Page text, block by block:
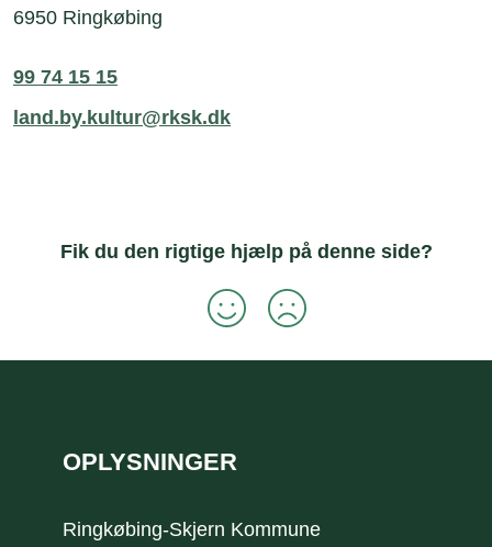
6950 Ringkøbing
99 74 15 15
land.by.kultur@rksk.dk
Fik du den rigtige hjælp på denne side?
OPLYSNINGER
Ringkøbing-Skjern Kommune